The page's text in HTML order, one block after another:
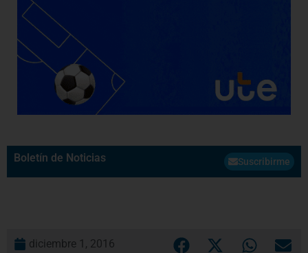
Boletín de Noticias Suscribirme
diciembre 1, 2016